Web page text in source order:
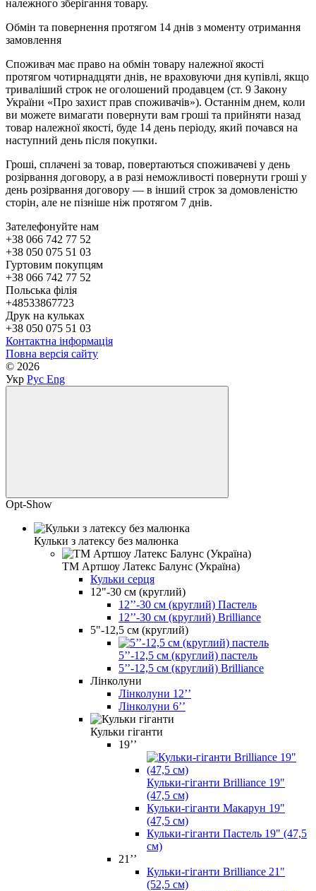
належного зберігання товару.
Обмін та повернення протягом 14 днів з моменту отримання
замовлення
Споживач має право на обмін товару належної якості
протягом чотирнадцяти днів, не враховуючи дня купівлі, якщо
триваліший строк не оголошений продавцем (ст. 9 Закону
України «Про захист прав споживачів»). Останнім днем, коли
ви можете вимагати повернути вам гроші та прийняти назад
товар належної якості, буде 14 день періоду, який почався на
наступний день після покупки.
Гроші, сплачені за товар, повертаються споживачеві у день
розірвання договору, а в разі неможливості повернути гроші у
день розірвання договору — в інший строк за домовленістю
сторін, але не пізніше ніж протягом 7 днів.
Зателефонуйте нам
+38 066 742 77 52
+38 050 075 51 03
Гуртовим покупцям
+38 066 742 77 52
Польська філія
+48533867723
Друк на кульках
+38 050 075 51 03
Контактна інформація
Повна версія сайту
© 2026
Укр Рус Eng
Opt-Show
Кульки з латексу без малюнка
ТМ Артшоу Латекс Балунс (Україна)
Кульки серця
12"-30 см (круглий)
12’’-30 см (круглий) Пастель
12’’-30 см (круглий) Brilliance
5"-12,5 см (круглий)
5’’-12,5 см (круглий) пастель
5’’-12,5 см (круглий) Brilliance
Лінколуни
Лінколуни 12ʼʼ
Лінколуни 6ʼʼ
Кульки гіганти
19’’
Кульки-гіганти Brilliance 19"
(47,5 см)
Кульки-гіганти Макарун 19"
(47,5 см)
Кульки-гіганти Пастель 19" (47,5
см)
21’’
Кульки-гіганти Brilliance 21"
(52,5 см)